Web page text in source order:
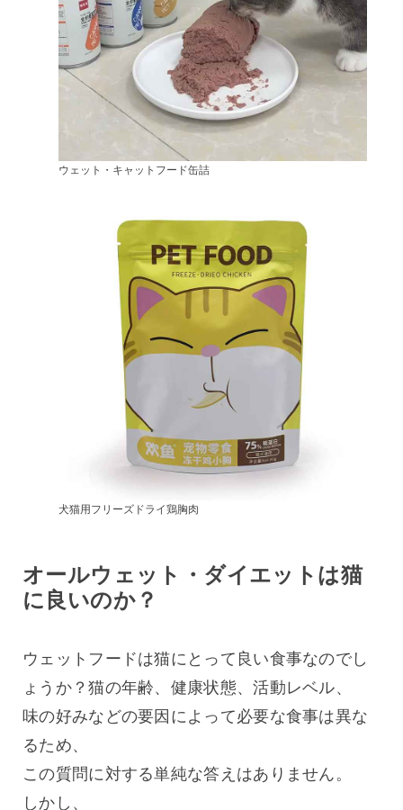
ウェット・キャットフード缶詰
犬猫用フリーズドライ鶏胸肉
オールウェット・ダイエットは猫
に良いのか？
ウェットフードは猫にとって良い食事なのでし
ょうか？猫の年齢、健康状態、活動レベル、
味の好みなどの要因によって必要な食事は異な
るため、
この質問に対する単純な答えはありません。
しかし、